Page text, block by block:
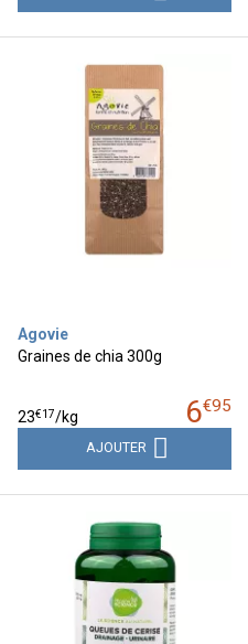
Agovie
Graines de chia 300g
6€95
23€17/kg
AJOUTER